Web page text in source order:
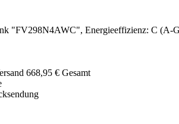
"FV298N4AWC", Energieeffizienz: C (A-
668,95 € Gesamt